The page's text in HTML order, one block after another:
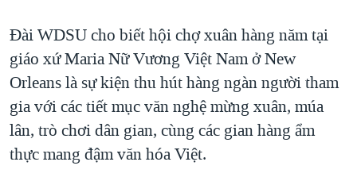
Đài WDSU cho biết hội chợ xuân hàng năm tại
giáo xứ Maria Nữ Vương Việt Nam ở New
Orleans là sự kiện thu hút hàng ngàn người tham
gia với các tiết mục văn nghệ mừng xuân, múa
lân, trò chơi dân gian, cùng các gian hàng ẩm
thực mang đậm văn hóa Việt.